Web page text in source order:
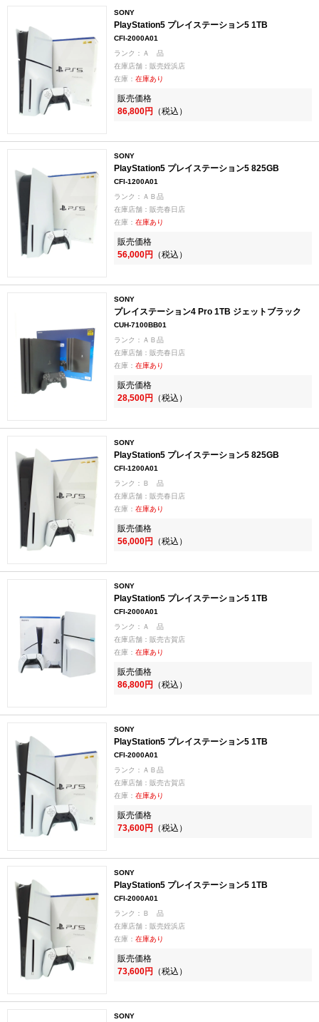
SONY
PlayStation5 プレイステーション5 1TB
CFI-2000A01
ランク：Ａ 品
在庫店舗：販売姪浜店
在庫： 在庫あり
販売価格
86,800円 （税込）
SONY
PlayStation5 プレイステーション5 825GB
CFI-1200A01
ランク：ＡＢ品
在庫店舗：販売春日店
在庫： 在庫あり
販売価格
56,000円 （税込）
SONY
プレイステーション4 Pro 1TB ジェットブラック
CUH-7100BB01
ランク：ＡＢ品
在庫店舗：販売春日店
在庫： 在庫あり
販売価格
28,500円 （税込）
SONY
PlayStation5 プレイステーション5 825GB
CFI-1200A01
ランク：Ｂ 品
在庫店舗：販売春日店
在庫： 在庫あり
販売価格
56,000円 （税込）
SONY
PlayStation5 プレイステーション5 1TB
CFI-2000A01
ランク：Ａ 品
在庫店舗：販売古賀店
在庫： 在庫あり
販売価格
86,800円 （税込）
SONY
PlayStation5 プレイステーション5 1TB
CFI-2000A01
ランク：ＡＢ品
在庫店舗：販売古賀店
在庫： 在庫あり
販売価格
73,600円 （税込）
SONY
PlayStation5 プレイステーション5 1TB
CFI-2000A01
ランク：Ｂ 品
在庫店舗：販売姪浜店
在庫： 在庫あり
販売価格
73,600円 （税込）
SONY